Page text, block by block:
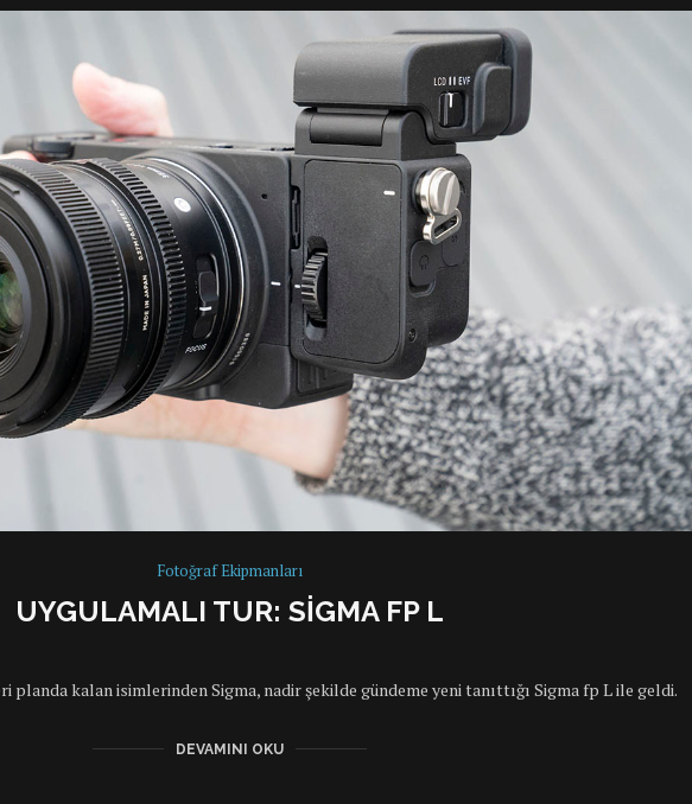
Fotoğraf Ekipmanları
UYGULAMALI TUR: SIGMA FP L
planda kalan isimlerinden Sigma, nadir şekilde gündeme yeni tanıttığı Sigma fp L ile geldi.
DEVAMINI OKU